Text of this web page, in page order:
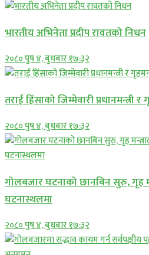
भारतीय अभिनेता प्रदीप रावतको निधन
२०८० पुष ४, बुधबार १७:३२
तराई हिंसाको जिम्मेवारी प्रधानमन्त्री
२०८० पुष ४, बुधबार १७:३२
गोलबजार घटनाको छानबिन सुरु, गृह
घटनास्थलमा
२०८० पुष ४, बुधबार १७:३२